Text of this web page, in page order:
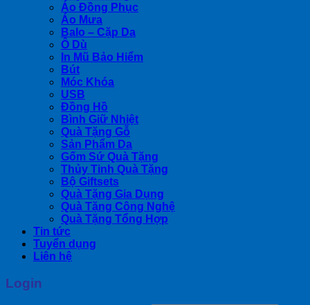
Áo Đồng Phục
Áo Mưa
Balo – Cặp Da
Ô Dù
In Mũ Bảo Hiểm
Bút
Móc Khóa
USB
Đồng Hồ
Bình Giữ Nhiệt
Quà Tặng Gỗ
Sản Phẩm Da
Gốm Sứ Quà Tặng
Thủy Tinh Quà Tặng
Bộ Giftsets
Quà Tặng Gia Dụng
Quà Tặng Công Nghệ
Quà Tặng Tổng Hợp
Tin tức
Tuyển dụng
Liên hệ
Login